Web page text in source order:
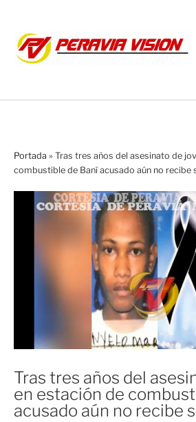
Portada » Tras tres años del asesinato de
combustible de Baní acusado aún no recibe
Tras tres años del
en estación de
acusado aún no recibe